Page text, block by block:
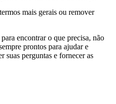
mais gerais ou remover
encontrar o que precisa, não
prontos para ajudar e
suas perguntas e fornecer as